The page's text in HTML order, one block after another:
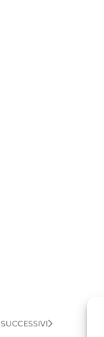
SUCCESSIVI